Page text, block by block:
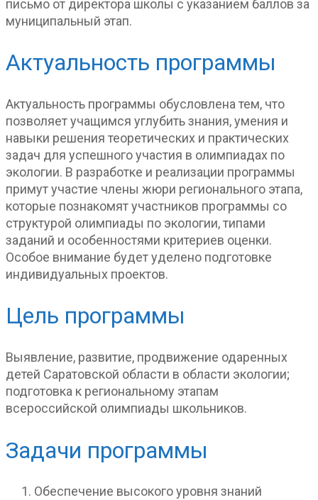
письмо от директора школы с указанием баллов за
муниципальный этап.
Актуальность программы
Актуальность программы обусловлена тем, что
позволяет учащимся углубить знания, умения и
навыки решения теоретических и практических
задач для успешного участия в олимпиадах по
экологии. В разработке и реализации программы
примут участие члены жюри регионального этапа,
которые познакомят участников программы со
структурой олимпиады по экологии, типами
заданий и особенностями критериев оценки.
Особое внимание будет уделено подготовке
индивидуальных проектов.
Цель программы
Выявление, развитие, продвижение одаренных
детей Саратовской области в области экологии;
подготовка к региональному этапам
всероссийской олимпиады школьников.
Задачи программы
Обеспечение высокого уровня знаний